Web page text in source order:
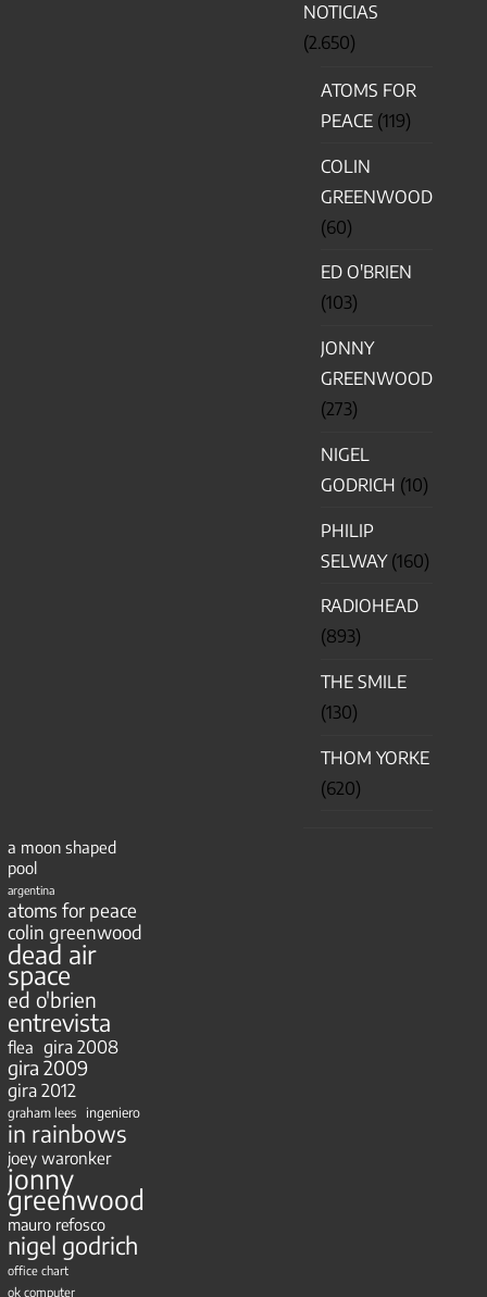
NOTICIAS
(2.650)
ATOMS FOR
PEACE (119)
COLIN
GREENWOOD
(60)
ED O'BRIEN
(103)
JONNY
GREENWOOD
(273)
NIGEL
GODRICH (10)
PHILIP
SELWAY(160)
RADIOHEAD
(893)
THE SMILE
(130)
THOM YORKE
(620)
a moon shaped
pool
argentina
atoms for peace
colin greenwood
dead air
space
ed o'brien
entrevista
flea gira 2008
gira 2009
gira 2012
graham lees ingeniero
in rainbows
joey waronker
jonny
greenwood
mauro refosco
nigel godrich
office chart
ok computer